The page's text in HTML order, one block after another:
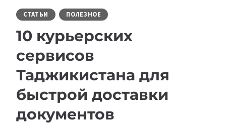
СТАТЬИ ПОЛЕЗНОЕ
10 курьерских
сервисов
Таджикистана для
быстрой доставки
документов